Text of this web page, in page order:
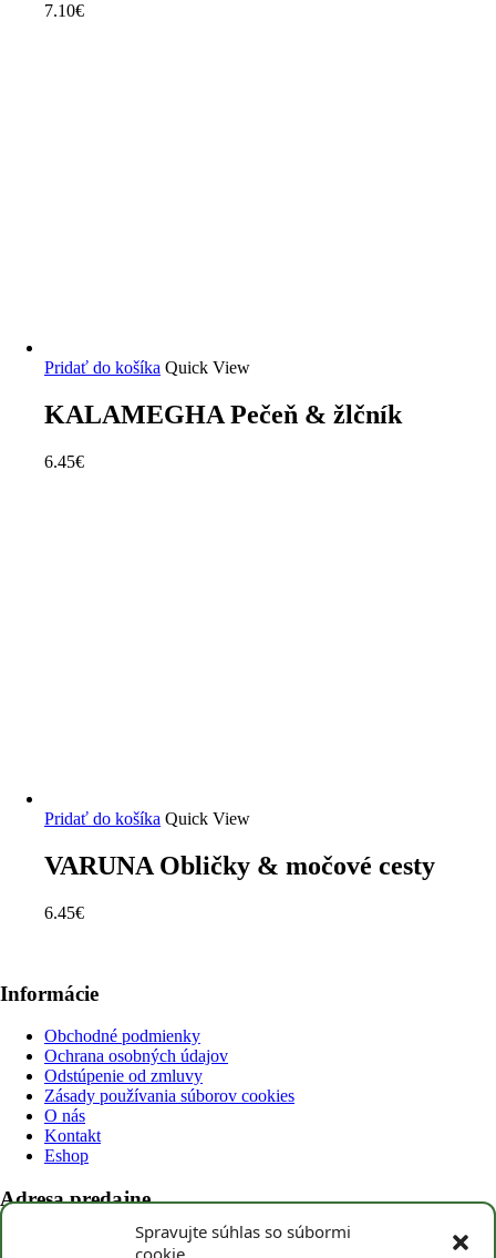
Spravujte súhlas so súbormi
cookie
7.10€
Pridať do košíka Quick View
KALAMEGHA Pečeň & žlčník
6.45€
Pridať do košíka Quick View
VARUNA Obličky & močové cesty
6.45€
Informácie
Obchodné podmienky
Ochrana osobných údajov
Odstúpenie od zmluvy
Zásady používania súborov cookies
O nás
Kontakt
Eshop
Adresa predajne